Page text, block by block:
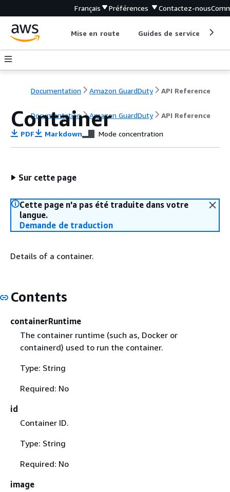
Français Préférences Contactez-nous
Mise en route Guides de service
Documentation Amazon GuardDuty API Reference
Documentation Amazon GuardDuty API Reference
Container
PDF Markdown Mode concentration
Sur cette page
Cette page n'a pas été traduite dans votre
langue.
Demande de traduction
Details of a container.
Contents
containerRuntime
The container runtime (such as, Docker or
containerd) used to run the container.
Type: String
Required: No
id
Container ID.
Type: String
Required: No
image